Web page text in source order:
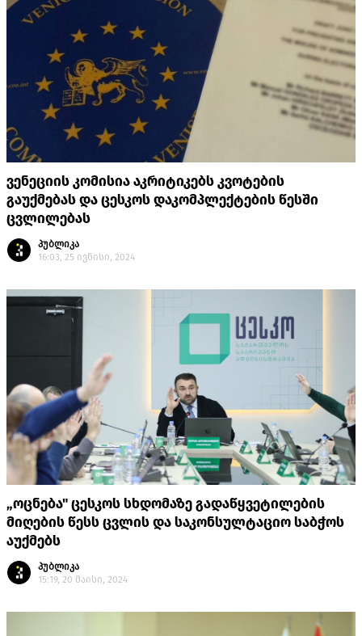
ვენეციის კომისია აკრიტიკებს კვოტების
გაუქმებას და ცესკოს დაკომპლექტების წესში
ცვლილებას
პუბლიკა
16:03, 25 ივნისი, 2024
„ოცნება" ცესკოს სხდომაზე გადაწყვეტილების
მიღების წესს ცვლის და საკონსულტაციო საბჭოს
აუქმებს
პუბლიკა
15:19, 20 მაისი, 2024